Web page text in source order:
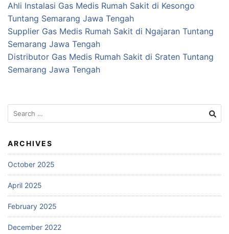
Ahli Instalasi Gas Medis Rumah Sakit di Kesongo
Tuntang Semarang Jawa Tengah
Supplier Gas Medis Rumah Sakit di Ngajaran Tuntang
Semarang Jawa Tengah
Distributor Gas Medis Rumah Sakit di Sraten Tuntang
Semarang Jawa Tengah
Search
for:
ARCHIVES
October 2025
April 2025
February 2025
December 2022